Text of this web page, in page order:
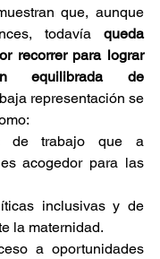
que, aunque
todavía queda
recorrer para lograr
equilibrada de
representación se
de trabajo que a
acogedor para las
inclusivas y de
la maternidad.
a oportunidades